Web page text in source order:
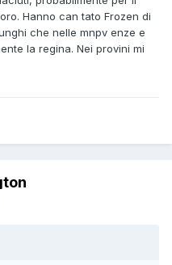
Hanno can tato Frozen di
che nelle mnpv enze e
la regina. Nei provini mi